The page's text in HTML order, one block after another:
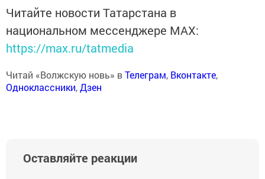
Читайте новости Татарстана в
национальном мессенджере MАХ:
https://max.ru/tatmedia
Читай «Волжскую новь» вТелеграм, Вконтакте,
Одноклассники,Дзен
Оставляйте реакции